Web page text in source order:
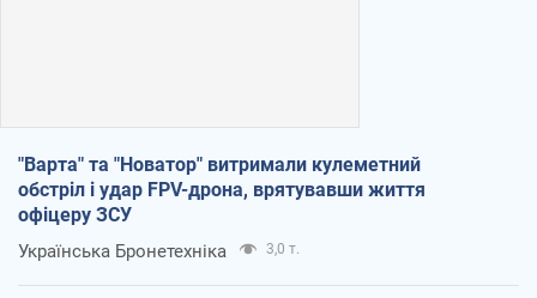
"Варта" та "Новатор" витримали кулеметний
обстріл і удар FPV-дрона, врятувавши життя
офіцеру ЗСУ
Українська Бронетехніка 3,0 т.